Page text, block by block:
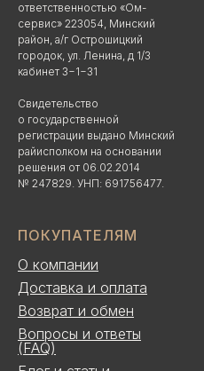
ответственностью «Ом-
сервис» 223054, Минский
район, а/г Острошицкий
городок, ул. Ленина, д 1/3
кабинет 3−1−31
Свидетельство
о государственной
регистрации выдано Минский
райисполком на основании
решения от 06.02.2014
№ 247829. УНП: 691756477.
ПОКУПАТЕЛЯМ
О компании
Доставка и оплата
Возврат и обмен
Вопросы и ответы
(FAQ)